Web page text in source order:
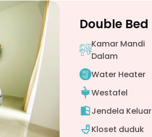
Double Bed
Kamar Mandi
Dalam
Water Heater
Westafel
Jendela Keluar
Kloset duduk